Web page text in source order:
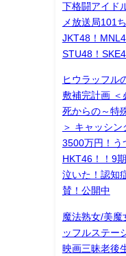
下格闘アイド
メ放送局101
JKT48！
STU48！
ヒウラッフル
敷補完計画 ＜
死からの～特
＞ キャッシ
3500万円！う
HKT46！！9
泣いた！認知
賛！公開中
魔法熟女/美魔
ッフルステー
映画三昧老後